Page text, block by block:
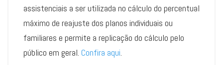
assistenciais a ser utilizada no cálculo do percentual
máximo de reajuste dos planos individuais ou
familiares e permite a replicação do cálculo pelo
público em geral. Confira aqui.